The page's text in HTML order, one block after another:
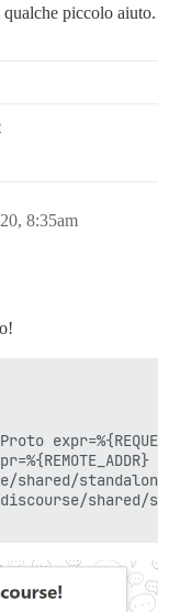
piccolo aiuto.
8:35am
shared/
shared/